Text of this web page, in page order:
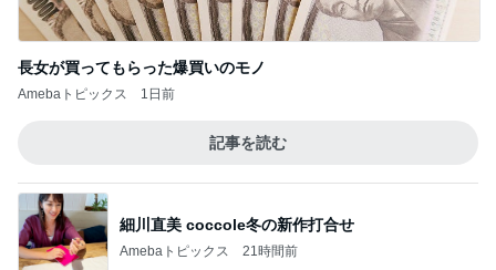
長女が買ってもらった爆買いのモノ
Amebaトピックス 1日前
記事を読む
細川直美 coccole冬の新作打合せ
Amebaトピックス 21時間前